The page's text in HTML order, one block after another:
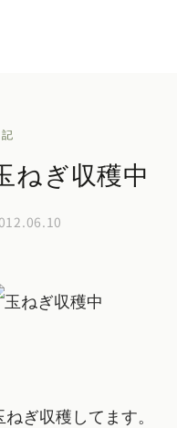
ねぎ収穫中
ねぎ収穫してます。